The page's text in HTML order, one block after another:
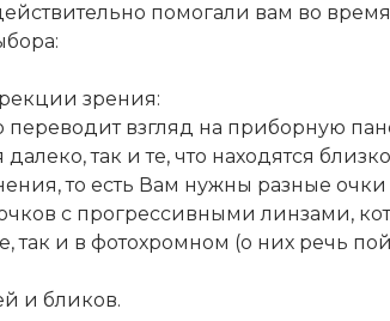
помогали вам во
зрения:
переводит взгляд на приборную
так и те, что находятся
то есть Вам нужны разные
с прогрессивными линзами,
так и в фотохромном (о них речь
и бликов.